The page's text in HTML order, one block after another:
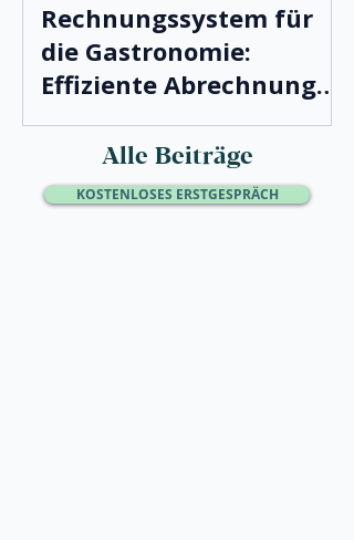
Rechnungssystem für
die Gastronomie:
Effiziente Abrechnung
leicht gemacht
Alle Beiträge
KOSTENLOSES ERSTGESPRÄCH